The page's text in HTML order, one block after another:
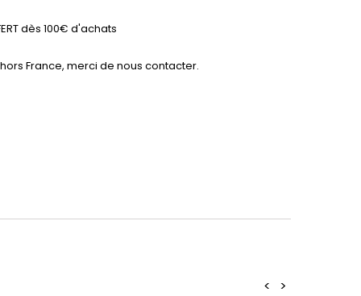
dès 100€ d'achats
France, merci de nous contacter.
>
<